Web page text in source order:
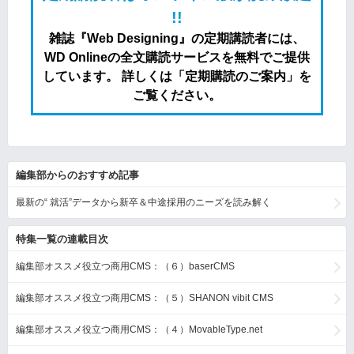
!!
雑誌『Web Designing』の定期講読者には、
WD Onlineの全文購読サービスを無料でご提供
しています。 詳しくは「定期購読のご案内」を
ご覧ください。
編集部からのおすすめ記事
最新の“ 就活”データから新卒＆中途採用のニーズを読み解く
特集一覧の連載目次
編集部オススメ役立つ商用CMS：（６）baserCMS
編集部オススメ役立つ商用CMS：（５）SHANON vibit CMS
編集部オススメ役立つ商用CMS：（４）MovableType.net